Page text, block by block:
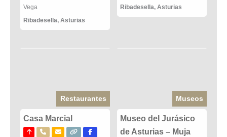
Vega
Ribadesella, Asturias
Ribadesella,Asturias
Restaurantes
Casa Marcial
Museos
Museo del Jurásico
de Asturias – Muja